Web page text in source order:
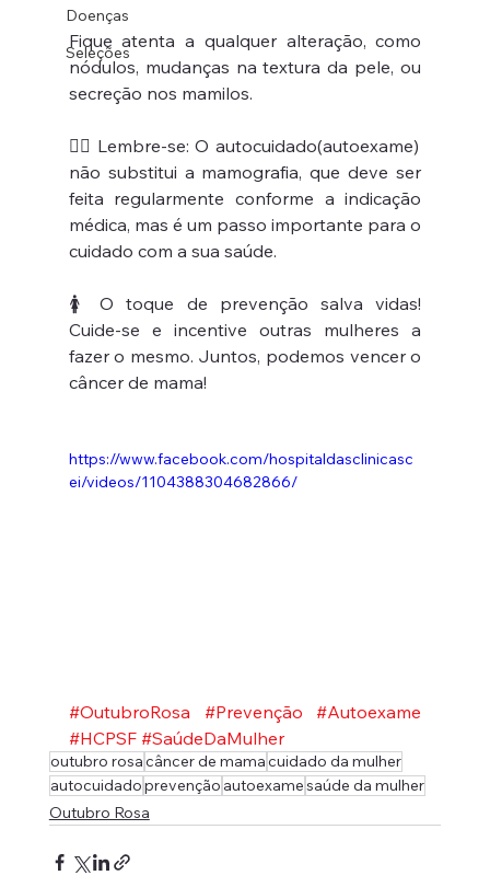
Doenças
Seleções
Fique atenta a qualquer alteração, como
nódulos, mudanças na textura da pele, ou
secreção nos mamilos.
👩‍⚕️ Lembre-se: O autocuidado(autoexame)
não substitui a mamografia, que deve ser
feita regularmente conforme a indicação
médica, mas é um passo importante para o
cuidado com a sua saúde.
🚺 O toque de prevenção salva vidas!
Cuide-se e incentive outras mulheres a
fazer o mesmo. Juntos, podemos vencer o
câncer de mama!
https://www.facebook.com/hospitaldasclinicasc
ei/videos/1104388304682866/
#OutubroRosa #Prevenção
#Autoexame
#HCPSF #SaúdeDaMulher
outubro rosacâncer de mamacuidado da mulher
autocuidadoprevenção autoexamesaúde da mulher
Outubro Rosa